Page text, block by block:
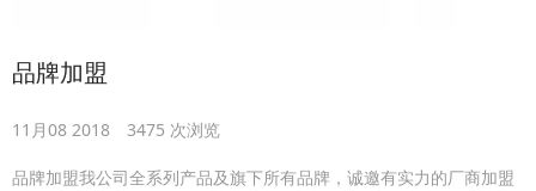
品牌加盟
11月08 2018 3475 次浏览
品牌加盟我公司全系列产品及旗下所有品牌，诚邀有实力的厂商加盟